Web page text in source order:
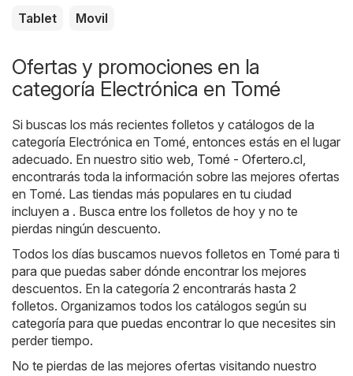
Tablet Movil
Ofertas y promociones en la
categoría Electrónica en Tomé
Si buscas los más recientes folletos y catálogos de la
categoría Electrónica en Tomé, entonces estás en el lugar
adecuado. En nuestro sitio web, Tomé - Ofertero.cl,
encontrarás toda la información sobre las mejores ofertas
en Tomé. Las tiendas más populares en tu ciudad
incluyen a . Busca entre los folletos de hoy y no te
pierdas ningún descuento.
Todos los días buscamos nuevos folletos en Tomé para ti
para que puedas saber dónde encontrar los mejores
descuentos. En la categoría 2 encontrarás hasta 2
folletos. Organizamos todos los catálogos según su
categoría para que puedas encontrar lo que necesites sin
perder tiempo.
No te pierdas de las mejores ofertas visitando nuestro